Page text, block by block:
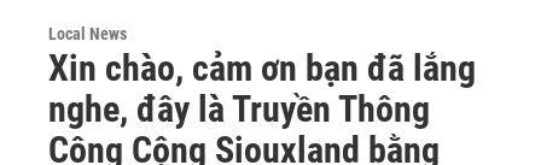
Local News
Xin chào, cảm ơn bạn đã lắng
nghe, đây là Truyền Thông
Công Cộng Siouxland bằng